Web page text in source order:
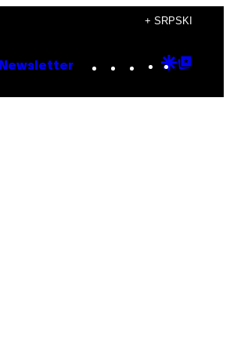
+ SRPSKI
Newsletter Instagram
TikTok
YouTube
Google